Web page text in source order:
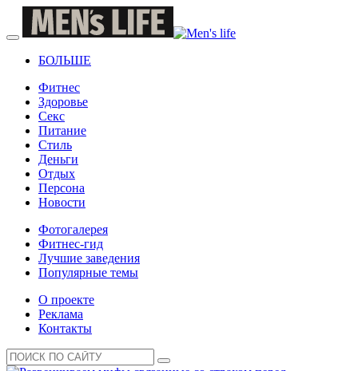
БОЛЬШЕ
Фитнес
Здоровье
Секс
Питание
Стиль
Деньги
Отдых
Персона
Новости
Фотогалерея
Фитнес-гид
Лучшие заведения
Популярные темы
О проекте
Реклама
Контакты